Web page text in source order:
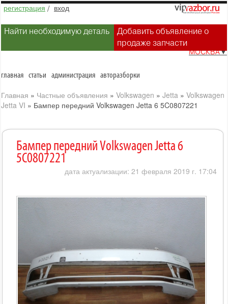
регистрация / вход
Найти необходимую деталь
Добавить объявление о
продаже запчасти
МОСКВА▼
главная статьи администрация авторазборки
Главная » Частные объявления » Volkswagen » Jetta » Volkswagen
Jetta VI » Бампер передний Volkswagen Jetta 6 5C0807221
Бампер передний Volkswagen Jetta 6
5C0807221
дата актуализации: 21 февраля 2019 г. 17:04